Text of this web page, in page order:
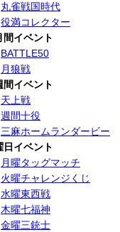
丸雀戦国時代
役満コレクター
間イベント
BATTLE50
月狼戦
間イベント
天上戦
週間十役
三麻ホームランダービー
日イベント
月曜タッグマッチ
火曜チャレンジくじ
水曜東西戦
木曜七福神
金曜三銃士